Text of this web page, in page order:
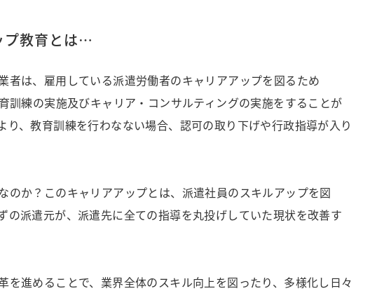
プ教育とは…
は、雇用している派遣労働者のキャリアアップを図るため
訓練の実施及びキャリア・コンサルティングの実施をすることが
り、教育訓練を行わなない場合、認可の取り下げや行政指導が入り
のか？このキャリアアップとは、派遣社員のスキルアップを図
の派遣元が、派遣先に全ての指導を丸投げしていた現状を改善す
を進めることで、業界全体のスキル向上を図ったり、多様化し日々